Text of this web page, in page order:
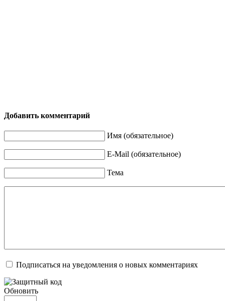
Добавить комментарий
Имя (обязательное)
E-Mail (обязательное)
Тема
Подписаться на уведомления о новых комментариях
Обновить